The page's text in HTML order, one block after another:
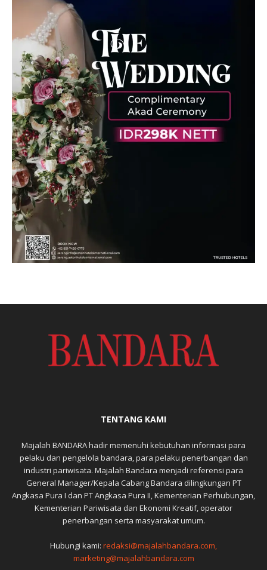
TENTANG KAMI
Majalah BANDARA hadir memenuhi kebutuhan informasi para
pelaku dan pengelola bandara, para pelaku penerbangan dan
industri pariwisata. Majalah Bandara menjadi referensi para
General Manager/Kepala Cabang Bandara dilingkungan PT
Angkasa Pura I dan PT Angkasa Pura II, Kementerian Perhubungan,
Kementerian Pariwisata dan Ekonomi Kreatif, operator
penerbangan serta masyarakat umum.
Hubungi kami: redaksi@majalahbandara.com,
marketing@majalahbandara.com